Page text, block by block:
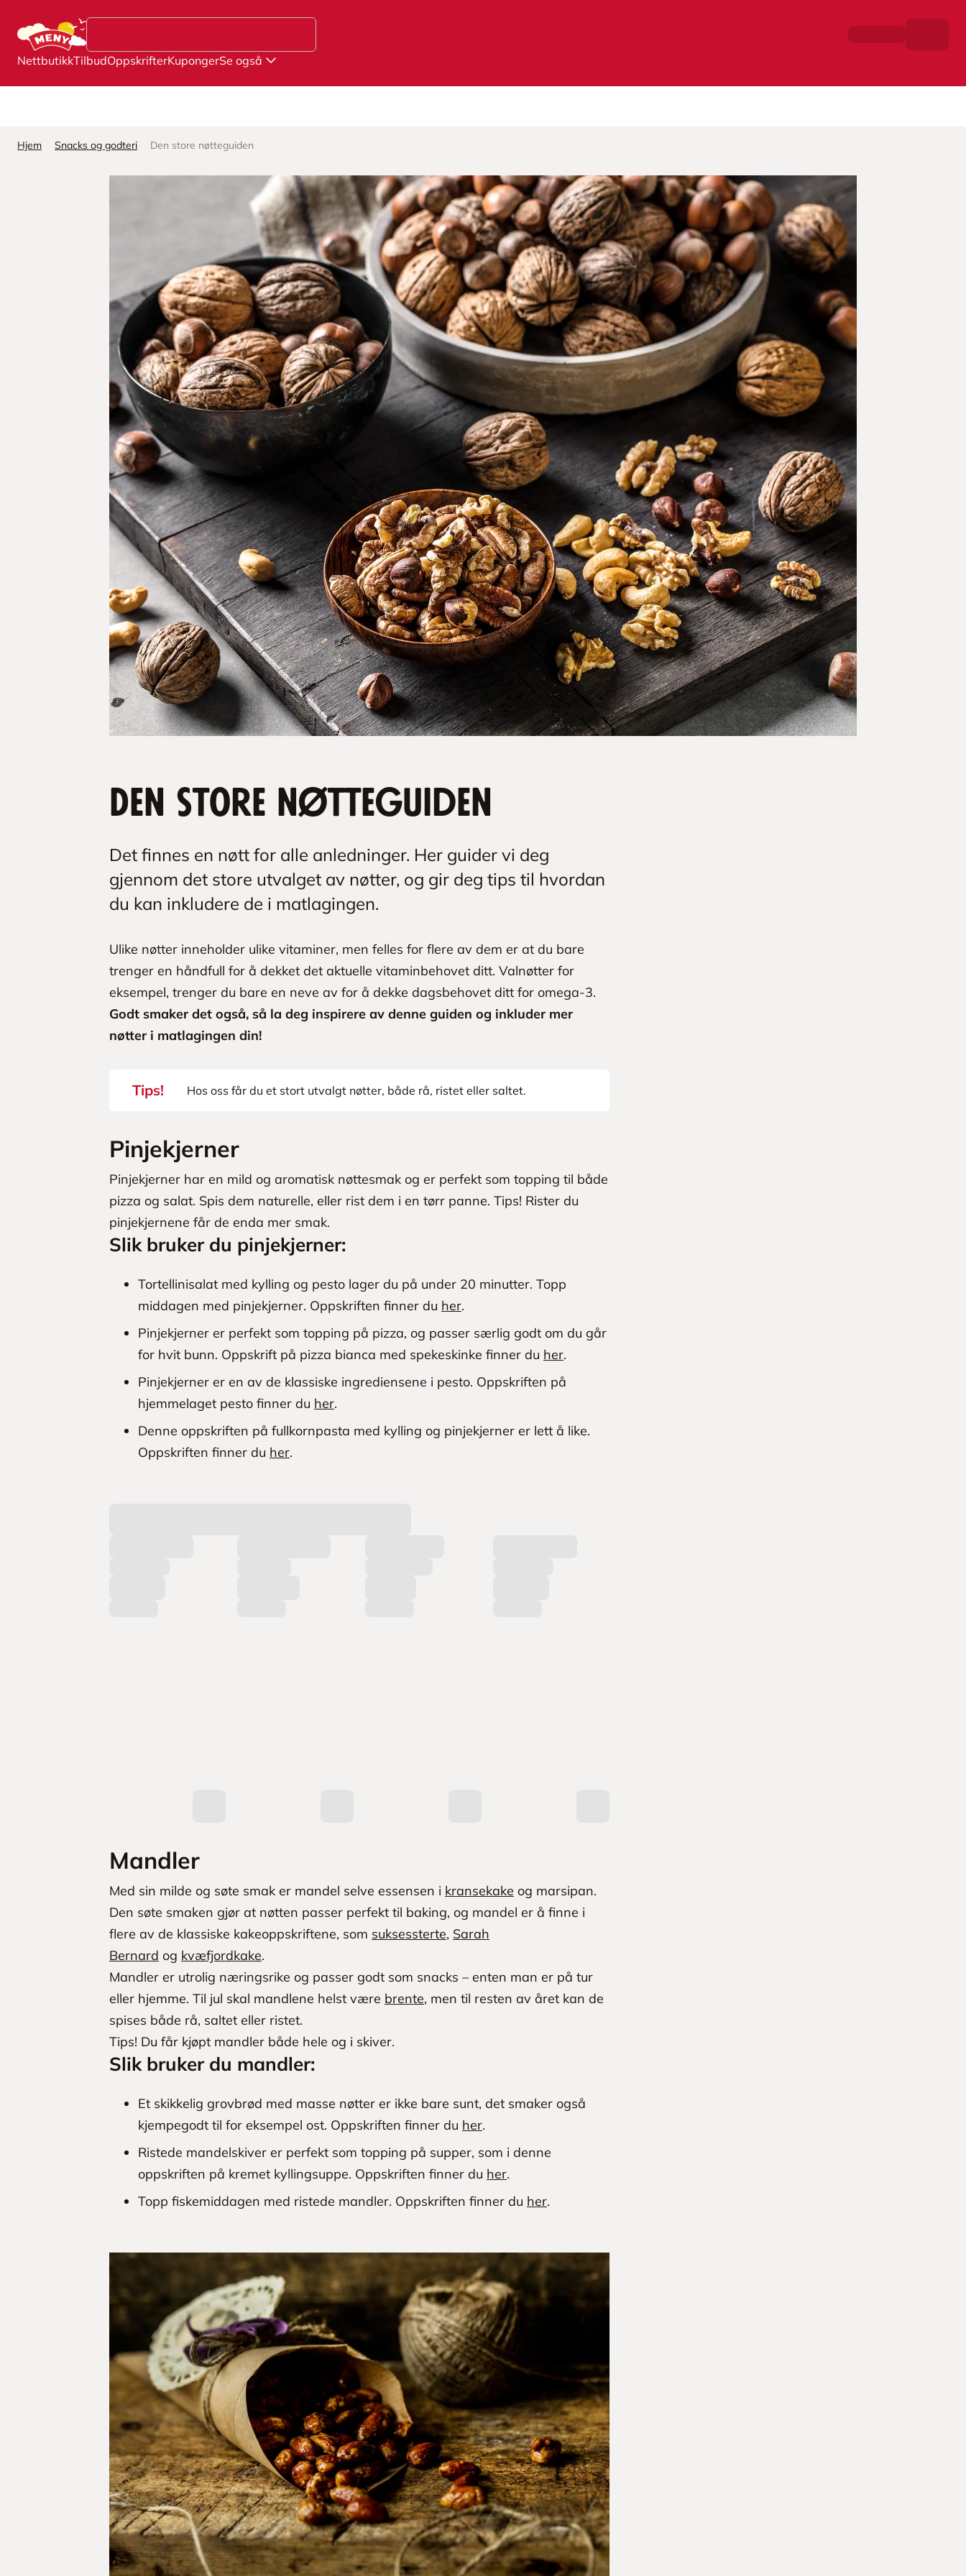
NettbutikkTilbudOppskrifterKupongerSe også
Hjem Snacks og godteri Den store nøtteguiden
Den store nøtteguiden
Det finnes en nøtt for alle anledninger. Her guider vi deg
gjennom det store utvalget av nøtter, og gir deg tips til hvordan
du kan inkludere de i matlagingen.
Ulike nøtter inneholder ulike vitaminer, men felles for flere av dem er at du bare
trenger en håndfull for å dekket det aktuelle vitaminbehovet ditt. Valnøtter for
eksempel, trenger du bare en neve av for å dekke dagsbehovet ditt for omega-3.
Godt smaker det også, så la deg inspirere av denne guiden og inkluder mer
nøtter i matlagingen din!
Tips! Hos oss får du et stort utvalgt nøtter, både rå, ristet eller saltet.
Pinjekjerner
Pinjekjerner har en mild og aromatisk nøttesmak og er perfekt som topping til både
pizza og salat. Spis dem naturelle, eller rist dem i en tørr panne. Tips! Rister du
pinjekjernene får de enda mer smak.
Slik bruker du pinjekjerner:
Tortellinisalat med kylling og pesto lager du på under 20 minutter. Topp
middagen med pinjekjerner. Oppskriften finner du her.
Pinjekjerner er perfekt som topping på pizza, og passer særlig godt om du går
for hvit bunn. Oppskrift på pizza bianca med spekeskinke finner du her.
Pinjekjerner er en av de klassiske ingrediensene i pesto. Oppskriften på
hjemmelaget pesto finner du her.
Denne oppskriften på fullkornpasta med kylling og pinjekjerner er lett å like.
Oppskriften finner du her.
Mandler
Med sin milde og søte smak er mandel selve essensen i kransekake og marsipan.
Den søte smaken gjør at nøtten passer perfekt til baking, og mandel er å finne i
flere av de klassiske kakeoppskriftene, som suksessterte, Sarah
Bernard og kvæfjordkake.
Mandler er utrolig næringsrike og passer godt som snacks – enten man er på tur
eller hjemme. Til jul skal mandlene helst være brente, men til resten av året kan de
spises både rå, saltet eller ristet.
Tips! Du får kjøpt mandler både hele og i skiver.
Slik bruker du mandler:
Et skikkelig grovbrød med masse nøtter er ikke bare sunt, det smaker også
kjempegodt til for eksempel ost. Oppskriften finner du her.
Ristede mandelskiver er perfekt som topping på supper, som i denne
oppskriften på kremet kyllingsuppe. Oppskriften finner du her.
Topp fiskemiddagen med ristede mandler. Oppskriften finner du her.